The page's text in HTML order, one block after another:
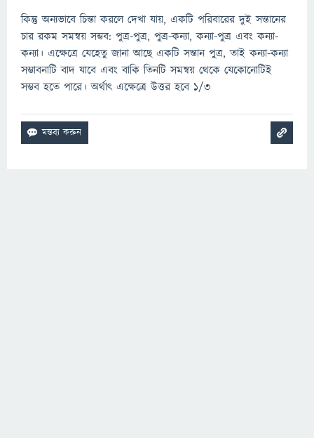
কিন্তু অন্যভাবে চিন্তা করলে দেখা যায়, একটি পরিবারের দুই সন্তানের
চার রকম সমন্বয় সম্ভব: পুত্র-পুত্র, পুত্র-কন্যা, কন্যা-পুত্র এবং কন্যা-
কন্যা। এক্ষেত্রে যেহেতু জানা আছে একটি সন্তান পুত্র, তাই কন্যা-কন্যা
সম্ভাবনাটি বাদ যাবে এবং বাকি তিনটি সমন্বয় থেকে যেকোনোটিই
সম্ভব হতে পারে। অর্থাৎ এক্ষেত্রে উত্তর হবে ১/৩